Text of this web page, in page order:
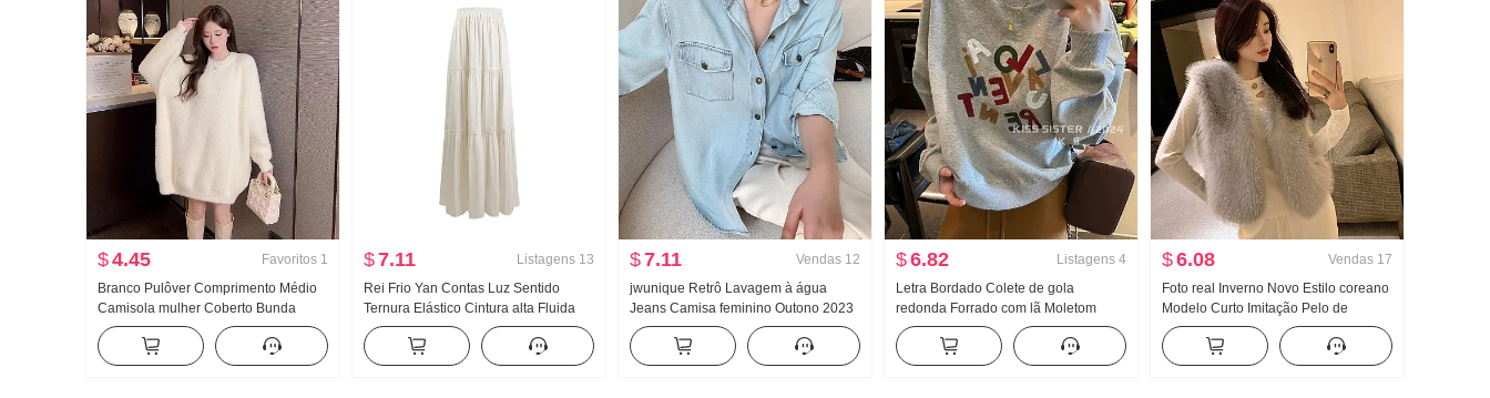
$4.45 Favoritos 1
Branco Pulôver Comprimento Médio
Camisola mulher Coberto Bunda
Outono e inverno Uso externo Solto
Descontraído Vento Macio Ceroso Lã
de vison Saia de Malha
$7.11 Listagens 13
Rei Frio Yan Contas Luz Sentido
Ternura Elástico Cintura alta Fluida
Pingente Design Sentido Grande
pêndulo A palavra Bolo Modelo longo
Saia midi Feminino Verão
$7.11 Vendas 12
jwunique Retrô Lavagem à água
Jeans Camisa feminino Outono 2023
Ano de folga Lazer Elegância Versátil
Camisa Manga longa Top
$6.82 Listagens 4
Letra Bordado Colete de gola
redonda Forrado com lã Moletom
Feminino 2024 Outono e inverno
Novo Estilo coreano Solto Efeito
emagrecedor Manga longa Top Estilo
$6.08 Vendas 17
Foto real Inverno Novo Estilo coreano
Modelo Curto Imitação Pelo de
raposa Pele e peles Colete Casaco
feminino Vison Lã Regata Peludo
Ombro